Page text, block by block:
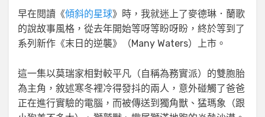
早在閱讀《傾斜的星球》時，我就迷上了麥德琳．蘭歌
的說故事風格，從去年開始等呀等盼呀盼，終於等到了
系列新作《末日的逆襲》（Many Waters）上市。
這一集以莫瑞家相對較平凡（自稱為務實派）的雙胞胎
為主角，敘述寒冬裡冷得發抖的兩人，意外碰觸了爸爸
正在進行實驗的電腦，而被傳送到獨角獸、猛瑪象（跟